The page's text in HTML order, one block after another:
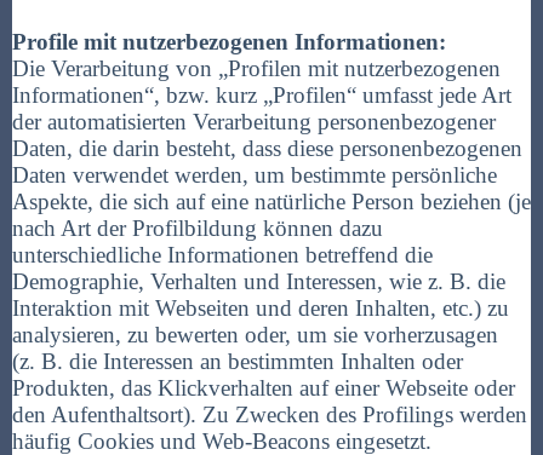
Profile mit nutzerbezogenen Informationen:
Die Verarbeitung von „Profilen mit nutzerbezogenen
Informationen“, bzw. kurz „Profilen“ umfasst jede Art
der automatisierten Verarbeitung personenbezogener
Daten, die darin besteht, dass diese personenbezogenen
Daten verwendet werden, um bestimmte persönliche
Aspekte, die sich auf eine natürliche Person beziehen (je
nach Art der Profilbildung können dazu
unterschiedliche Informationen betreffend die
Demographie, Verhalten und Interessen, wie z. B. die
Interaktion mit Webseiten und deren Inhalten, etc.) zu
analysieren, zu bewerten oder, um sie vorherzusagen
(z. B. die Interessen an bestimmten Inhalten oder
Produkten, das Klickverhalten auf einer Webseite oder
den Aufenthaltsort). Zu Zwecken des Profilings werden
häufig Cookies und Web-Beacons eingesetzt.